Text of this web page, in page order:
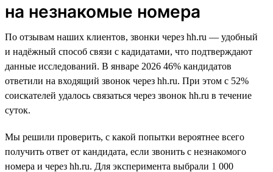
на незнакомые номера
По отзывам наших клиентов, звонки через hh.ru — удобный
и надёжный способ связи с кадидатами, что подтверждают
данные исследований. В январе 2026 46% кандидатов
ответили на входящий звонок через hh.ru. При этом с 52%
соискателей удалось связаться через звонок hh.ru в течение
суток.
Мы решили проверить, с какой попытки вероятнее всего
получить ответ от кандидата, если звонить с незнакомого
номера и через hh.ru. Для эксперимента выбрали 1 000